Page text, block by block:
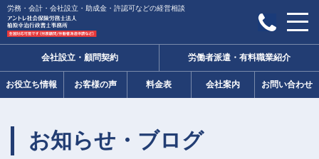
労務・会計・会社設立・助成金・許認可などの経営相談
会社設立・顧問契約 労働者派遣・有料職業紹介
お役立ち情報 お客様の声 料金表 会社案内 お問い合わせ
お知らせ・ブログ